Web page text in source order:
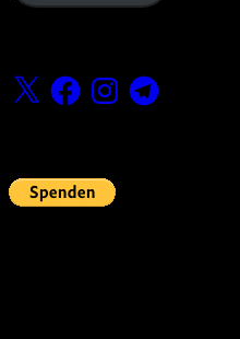
X FacebookInstagramTelegram